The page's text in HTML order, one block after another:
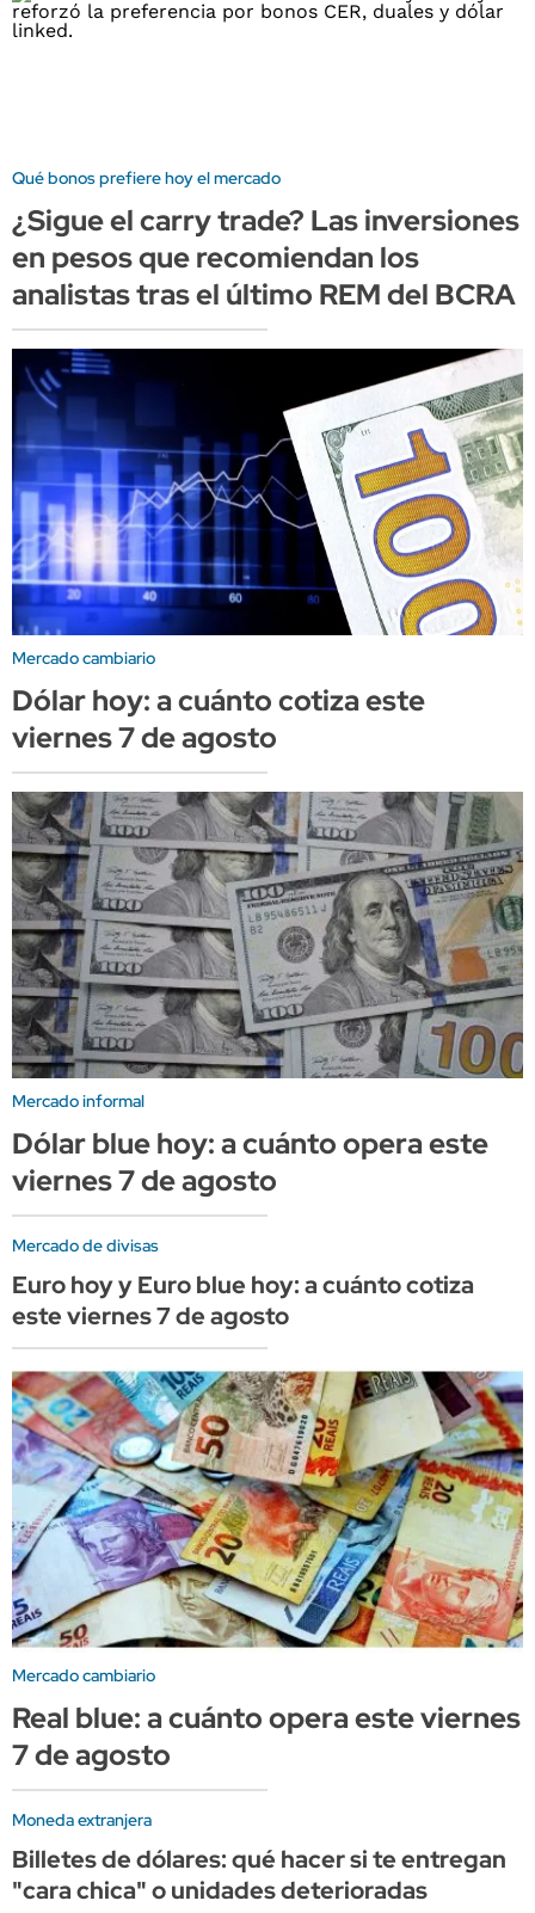
Qué bonos prefiere hoy el mercado
¿Sigue el carry trade? Las inversiones
en pesos que recomiendan los
analistas tras el último REM del BCRA
Mercado cambiario
Dólar hoy: a cuánto cotiza este
viernes 7 de agosto
Mercado informal
Dólar blue hoy: a cuánto opera este
viernes 7 de agosto
Mercado de divisas
Euro hoy y Euro blue hoy: a cuánto cotiza
este viernes 7 de agosto
Mercado cambiario
Real blue: a cuánto opera este viernes
7 de agosto
Moneda extranjera
Billetes de dólares: qué hacer si te entregan
"cara chica" o unidades deterioradas